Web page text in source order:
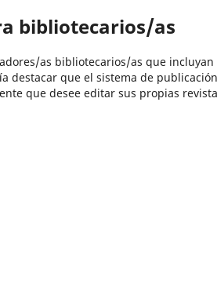
bibliotecarios/as
as bibliotecarios/as que
destacar que el sistema de
que desee editar sus propias